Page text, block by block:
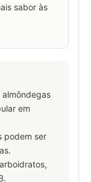
sabor às
em
podem ser